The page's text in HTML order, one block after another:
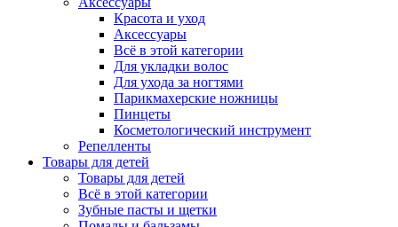
Красота и уход
Аксессуары
Всё в этой категории
Для укладки волос
Для ухода за ногтями
Парикмахерские ножницы
Пинцеты
Косметологический инструмент
Репелленты
Товары для детей
Товары для детей
Всё в этой категории
Зубные пасты и щетки